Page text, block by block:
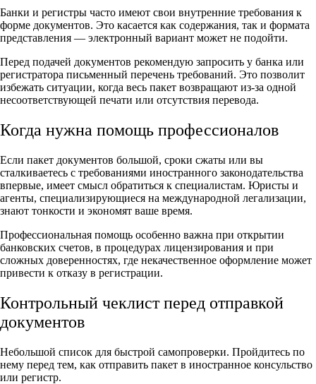
Банки и регистры часто имеют свои внутренние требования к
форме документов. Это касается как содержания, так и формата
представления — электронный вариант может не подойти.
Перед подачей документов рекомендую запросить у банка или
регистратора письменный перечень требований. Это позволит
избежать ситуации, когда весь пакет возвращают из-за одной
несоответствующей печати или отсутствия перевода.
Когда нужна помощь профессионалов
Если пакет документов большой, сроки сжаты или вы
сталкиваетесь с требованиями иностранного законодательства
впервые, имеет смысл обратиться к специалистам. Юристы и
агенты, специализирующиеся на международной легализации,
знают тонкости и экономят ваше время.
Профессиональная помощь особенно важна при открытии
банковских счетов, в процедурах лицензирования и при
сложных доверенностях, где некачественное оформление может
привести к отказу в регистрации.
Контрольный чеклист перед отправкой
документов
Небольшой список для быстрой самопроверки. Пройдитесь по
нему перед тем, как отправить пакет в иностранное консульство
или регистр.